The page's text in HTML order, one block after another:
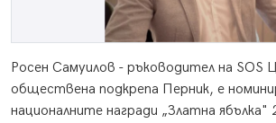
Росен Самуилов - ръководител на SOS
обществена подкрепа Перник, е
националните награди „Златна ябълка"